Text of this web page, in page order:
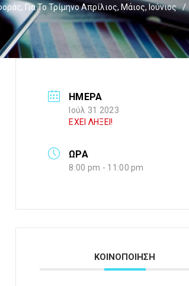
Για Το Τρίμηνο Απρίλιος, Μάιος, Ιούνιος /
ΗΜΕΡΑ
Ιούλ 31 2023
ΕΧΕΙ ΛΗΞΕΙ!
ΩΡΑ
8:00 pm - 11:00 pm
ΚΟΙΝΟΠΟΙΗΣΗ